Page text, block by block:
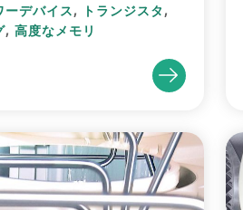
ーデバイス, トランジスタ ,
,高度なメモリ